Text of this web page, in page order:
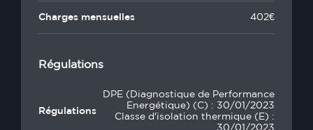
Charges mensuelles 402€
Régulations
Régulations
DPE (Diagnostique de Performance
Energétique) (C) : 30/01/2023
Classe d'isolation thermique (E) :
30/01/2023